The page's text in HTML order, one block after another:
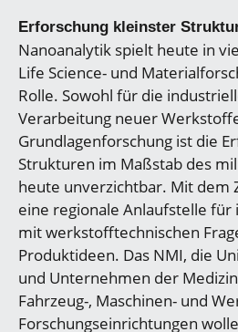
Erforschung kleinster
Nanoanalytik spielt heute in
Life Science- und
Rolle. Sowohl für die
Verarbeitung neuer
Grundlagenforschung ist die
Strukturen im Maßstab des
heute unverzichtbar. Mit dem
eine regionale Anlaufstelle für
mit werkstofftechnischen
Produktideen. Das NMI, die
und Unternehmen der
Fahrzeug-, Maschinen- und
Forschungseinrichtungen